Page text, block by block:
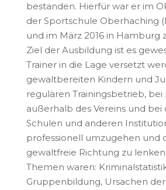
bestanden. Hierfür war er im
der Sportschule Oberhaching
und im März 2016 in Hamburg
Ziel der Ausbildung ist es
Trainer in die Lage versetzt
gewaltbereiten Kindern und
regulären Trainingsbetrieb, bei
außerhalb des Vereins und bei
Schulen und anderen
professionell umzugehen und
gewaltfreie Richtung zu lenken.
Themen waren:
Gruppenbildung, Ursachen